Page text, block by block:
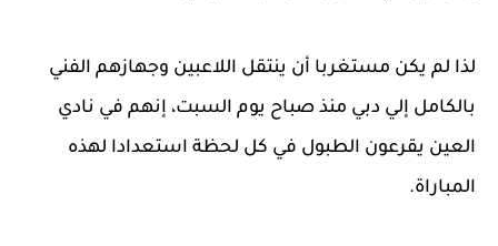
لذا لم يكن مستغربا أن ينتقل اللاعبين وجهازهم الفني
بالكامل إلي دبي منذ صباح يوم السبت، إنهم في نادي
العين يقرعون الطبول في كل لحظة استعدادا لهذه
المباراة.